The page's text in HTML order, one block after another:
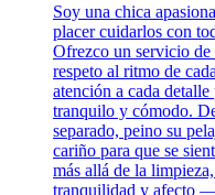
Soy una chica
placer cuidarlos con
Ofrezco un servicio
respeto al ritmo de
atención a cada detalle
tranquilo y cómodo.
separado, peino su
cariño para que se
más allá de la
tranquilidad y afecto